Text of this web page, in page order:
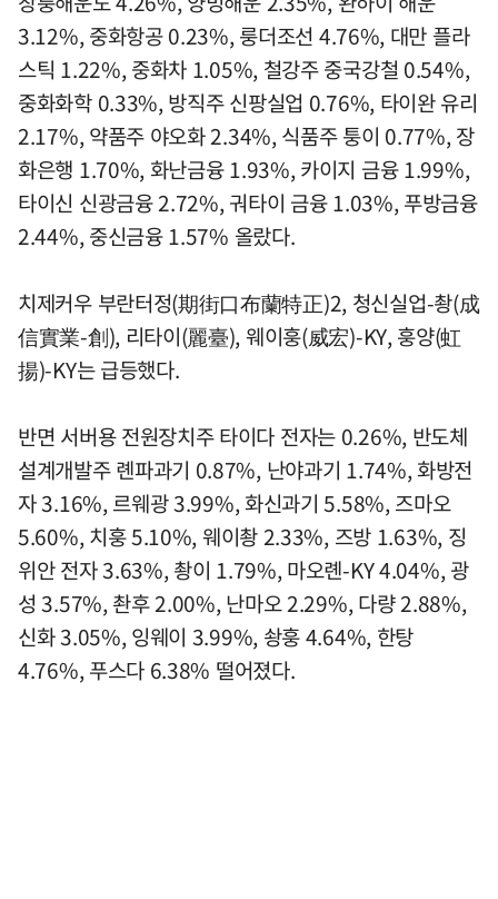
3.12%, 중화항공 0.23%, 룽더조선 4.76%, 대만 플라
스틱 1.22%, 중화차 1.05%, 철강주 중국강철 0.54%,
중화화학 0.33%, 방직주 신팡실업 0.76%, 타이완 유리
2.17%, 약품주 야오화 2.34%, 식품주 퉁이 0.77%, 장
화은행 1.70%, 화난금융 1.93%, 카이지 금융 1.99%,
타이신 신광금융 2.72%, 궈타이 금융 1.03%, 푸방금융
2.44%, 중신금융 1.57% 올랐다.
치제커우 부란터정(期街口布蘭特正)2, 청신실업-촹(成
信實業-創), 리타이(麗臺), 웨이훙(威宏)-KY, 훙양(虹
揚)-KY는 급등했다.
반면 서버용 전원장치주 타이다 전자는 0.26%, 반도체
설계개발주 롄파과기 0.87%, 난야과기 1.74%, 화방전
자 3.16%, 르웨광 3.99%, 화신과기 5.58%, 즈마오
5.60%, 치훙 5.10%, 웨이촹 2.33%, 즈방 1.63%, 징
위안 전자 3.63%, 촹이 1.79%, 마오롄-KY 4.04%, 광
성 3.57%, 촨후 2.00%, 난마오 2.29%, 다량 2.88%,
신화 3.05%, 잉웨이 3.99%, 솽훙 4.64%, 한탕
4.76%, 푸스다 6.38% 떨어졌다.